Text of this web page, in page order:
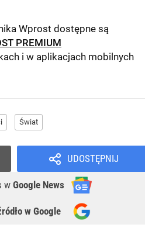
Wprost dostępne są
PREMIUM
i w aplikacjach mobilnych
Świat
UDOSTĘPNIJ
w Google News
w Google